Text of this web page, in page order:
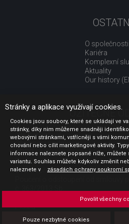
O společnosti
Kariéra
Komplexní
Aktuality
Our history
UŽITEČNÉ
Jak nakupovat
Obchodní podmínky
GDPR - ochrana osobních údajů
Profil zadavatele
Sdělení před uzavřením kupní
Platba
Stránky a aplikace využívají cookies.
Cookies jsou soubory, které se ukládají ve
stránky, díky nim můžeme snadněji
webovými stránkami, vstřícněji s vámi
chování nebo cílit marketingové aktivity.
informace naleznete popsané níže, můžete
variantu. Souhlas můžete kdykoliv změnit
naleznete v
zásadách ochrany soukromí
Pouze nezbytné cookies
Povolit všechny